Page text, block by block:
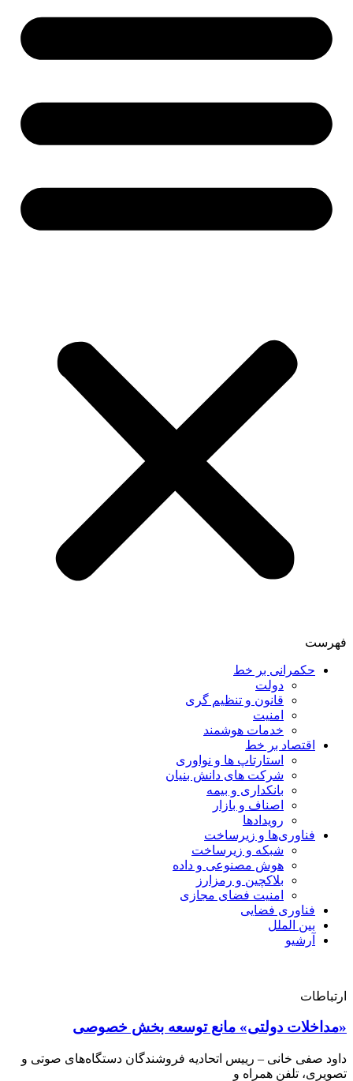
فهرست
حکمرانی بر خط
دولت
قانون و تنظیم گری
امنیت
خدمات هوشمند
اقتصاد بر خط
استارتاپ ها و نواوری
شرکت های دانش بنیان
بانکداری و بیمه
اصناف و بازار
رویدادها
فناوری‌ها و زیرساخت
شبکه و زیرساخت
هوش مصنوعی و داده
بلاکچین و رمزارز
امنیت فضای مجازی
فناوری فضایی
بین الملل
آرشیو
ارتباطات
«مداخلات دولتی» مانع توسعه بخش خصوصی
داود صفی خانی – رییس اتحادیه فروشندگان دستگاه‌های صوتی و
تصویری، تلفن همراه و